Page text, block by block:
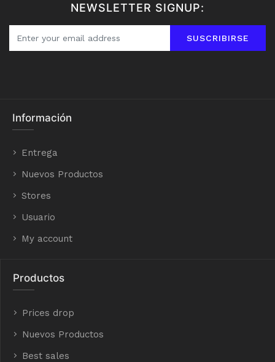
NEWSLETTER SIGNUP:
SUSCRIBIRSE
Información
Entrega
Nuevos Productos
Stores
Usuario
My account
Productos
Prices drop
Nuevos Productos
Best sales